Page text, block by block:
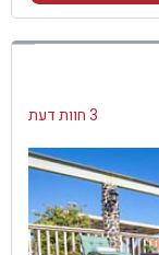
3 חוות דעת